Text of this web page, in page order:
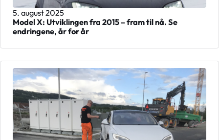
5. august 2025
Model X: Utviklingen fra 2015 – fram til nå. Se
endringene, år for år